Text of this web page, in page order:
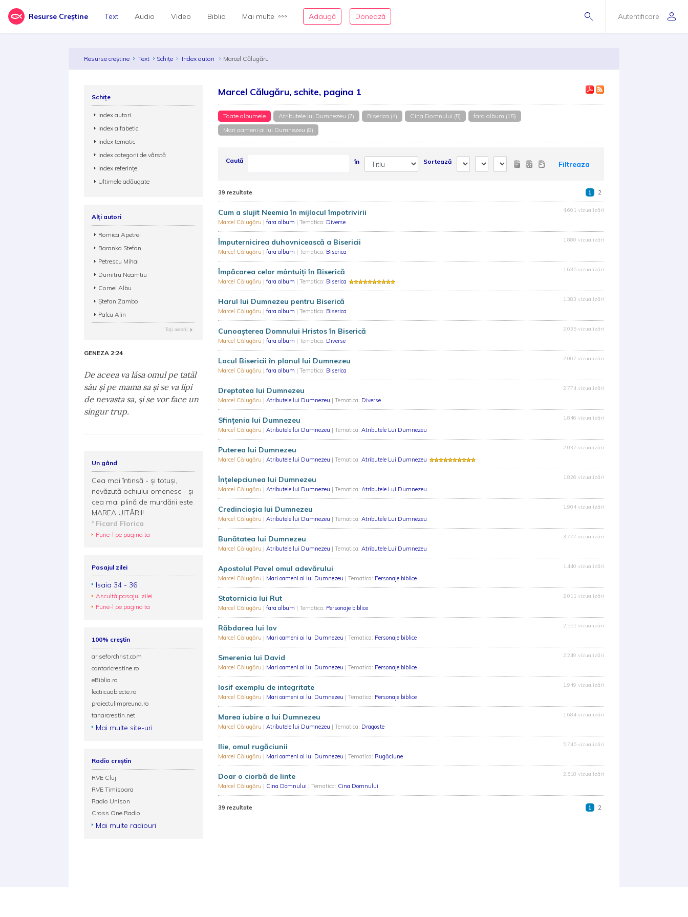
Resurse Creștine Autentificare
Text Audio Video Biblia Mai multe Adaugă Donează
Resurse creștine Text Schițe Index autori Marcel Călugăru
Marcel Călugăru, schite, pagina 1
Toate albumele Atributele lui Dumnezeu (7) Biserica (4) Cina Domnului (5)
fara album (15)
Mari oameni ai lui Dumnezeu (8)
Caută în Sortează Filtreaza
39 rezultate 1 2
Cum a slujit Neemia în mijlocul împotrivirii
Marcel Călugăru | fara album | Tematica: Diverse
4.601 vizualizări
Împuternicirea duhovnicească a Bisericii
Marcel Călugăru | fara album | Tematica: Biserica
1.880 vizualizări
Împăcarea celor mântuiți în Biserică
Marcel Călugăru | fara album | Tematica: Biserica
1.635 vizualizări
Harul lui Dumnezeu pentru Biserică
Marcel Călugăru | fara album | Tematica: Biserica
1.383 vizualizări
Cunoașterea Domnului Hristos în Biserică
Marcel Călugăru | fara album | Tematica: Diverse
2.035 vizualizări
Locul Bisericii în planul lui Dumnezeu
Marcel Călugăru | fara album | Tematica: Biserica
2.007 vizualizări
Dreptatea lui Dumnezeu
Marcel Călugăru | Atributele lui Dumnezeu | Tematica: Diverse
2.774 vizualizări
Sfințenia lui Dumnezeu
Marcel Călugăru | Atributele lui Dumnezeu | Tematica: Atributele Lui Dumnezeu
1.846 vizualizări
Puterea lui Dumnezeu
Marcel Călugăru | Atributele lui Dumnezeu | Tematica: Atributele Lui Dumnezeu
2.037 vizualizări
Înțelepciunea lui Dumnezeu
Marcel Călugăru | Atributele lui Dumnezeu | Tematica: Atributele Lui Dumnezeu
1.826 vizualizări
Credincioșia lui Dumnezeu
Marcel Călugăru | Atributele lui Dumnezeu | Tematica: Atributele Lui Dumnezeu
1.904 vizualizări
Bunătatea lui Dumnezeu
Marcel Călugăru | Atributele lui Dumnezeu | Tematica: Atributele Lui Dumnezeu
3.777 vizualizări
Apostolul Pavel omul adevărului
Marcel Călugăru | Mari oameni ai lui Dumnezeu | Tematica: Personaje biblice
1.440 vizualizări
Statornicia lui Rut
Marcel Călugăru | fara album | Tematica: Personaje biblice
2.011 vizualizări
Răbdarea lui Iov
Marcel Călugăru | Mari oameni ai lui Dumnezeu | Tematica: Personaje biblice
2.551 vizualizări
Smerenia lui David
Marcel Călugăru | Mari oameni ai lui Dumnezeu | Tematica: Personaje biblice
2.249 vizualizări
Iosif exemplu de integritate
Marcel Călugăru | Mari oameni ai lui Dumnezeu | Tematica: Personaje biblice
1.949 vizualizări
Marea iubire a lui Dumnezeu
Marcel Călugăru | Atributele lui Dumnezeu | Tematica: Dragoste
1.684 vizualizări
Ilie, omul rugăciunii
Marcel Călugăru | Mari oameni ai lui Dumnezeu | Tematica: Rugăciune
5.745 vizualizări
Doar o ciorbă de linte
Marcel Călugăru | Cina Domnului | Tematica: Cina Domnului
2.518 vizualizări
39 rezultate 1 2
Schițe
Index autori
Index alfabetic
Index tematic
Index categorii de vârstă
Index referințe
Ultimele adăugate
Alți autori
Romica Apetrei
Baranka Stefan
Petrescu Mihai
Dumitru Neamtiu
Cornel Albu
Ștefan Zambo
Palcu Alin
Toţi autorii
GENEZA 2:24
De aceea va lăsa omul pe tatăl
său şi pe mama sa şi se va lipi
de nevasta sa, şi se vor face un
singur trup.
Un gând
Cea mai întinsă - şi totuşi,
nevăzută ochiului omenesc - şi
cea mai plină de murdării este
MAREA UITĂRII!
Ficard Florica
Pune-l pe pagina ta
Pasajul zilei
Isaia 34 - 36
Ascultă pasajul zilei
Pune-l pe pagina ta
100% creștin
ariseforchrist.com
cantaricrestine.ro
eBiblia.ro
lectiicuobiecte.ro
proiectulimpreuna.ro
tanarcrestin.net
Mai multe site-uri
Radio creștin
RVE Cluj
RVE Timisoara
Radio Unison
Cross One Radio
Mai multe radiouri